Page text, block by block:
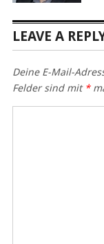
LEAVE A
Deine E-Mail-
Felder sind mit *